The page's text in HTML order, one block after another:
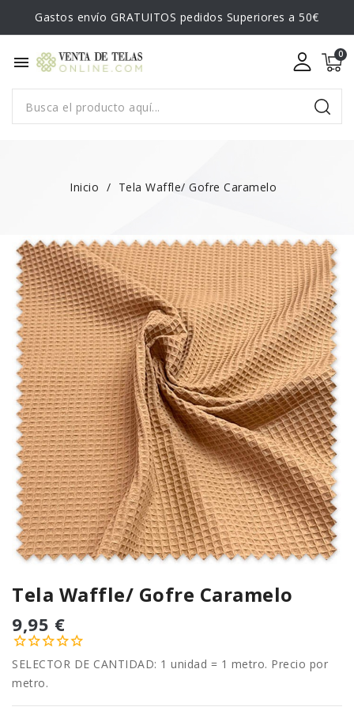
Gastos envío GRATUITOS pedidos Superiores a 50€
menu
Inicio Tela Waffle/ Gofre Caramelo
Tela Waffle/ Gofre Caramelo
9,95 €
SELECTOR DE CANTIDAD: 1 unidad = 1 metro. Precio por
metro.